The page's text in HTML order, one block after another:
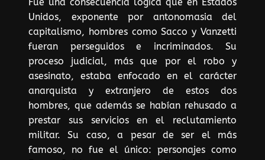
Unidos, exponente por antonomasia del
capitalismo, hombres como Sacco y Vanzetti
fueran perseguidos e incriminados. Su
proceso judicial, más que por el robo y
asesinato, estaba enfocado en el carácter
anarquista y extranjero de estos dos
hombres, que además se habían rehusado a
prestar sus servicios en el reclutamiento
militar. Su caso, a pesar de ser el más
famoso, no fue el único: personajes como